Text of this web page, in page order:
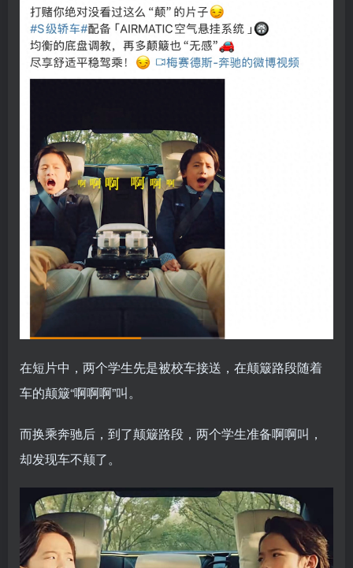
在短片中，两个学生先是被校车接送，在颠簸路段随着
车的颠簸“啊啊啊”叫。
而换乘奔驰后，到了颠簸路段，两个学生准备啊啊叫，
却发现车不颠了。